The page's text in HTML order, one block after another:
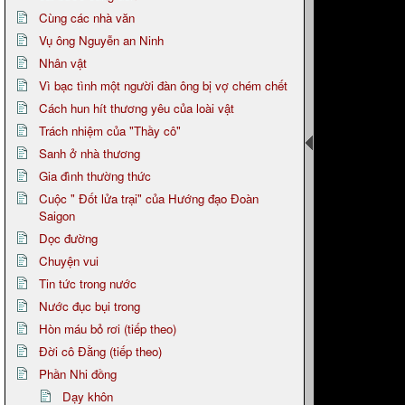
Cùng các nhà văn
Vụ ông Nguyễn an Ninh
Nhân vật
Vì bạc tình một người đàn ông bị vợ chém chết
Cách hun hít thương yêu của loài vật
Trách nhiệm của "Thầy cô"
Sanh ở nhà thương
Gia đình thường thức
Cuộc " Đốt lửa trại" của Hướng đạo Đoàn
Saigon
Dọc đường
Chuyện vui
Tin tức trong nước
Nước đục bụi trong
Hòn máu bỏ rơi (tiếp theo)
Đời cô Đằng (tiếp theo)
Phần Nhi đồng
Dạy khôn